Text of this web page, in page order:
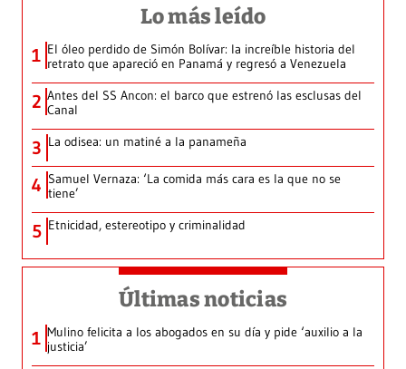
Lo más leído
1 El óleo perdido de Simón Bolívar: la increíble historia del
retrato que apareció en Panamá y regresó a Venezuela
2 Antes del SS Ancon: el barco que estrenó las esclusas del
Canal
3 La odisea: un matiné a la panameña
4 Samuel Vernaza: ‘La comida más cara es la que no se
tiene’
5 Etnicidad, estereotipo y criminalidad
Últimas noticias
1 Mulino felicita a los abogados en su día y pide ‘auxilio a la
justicia’